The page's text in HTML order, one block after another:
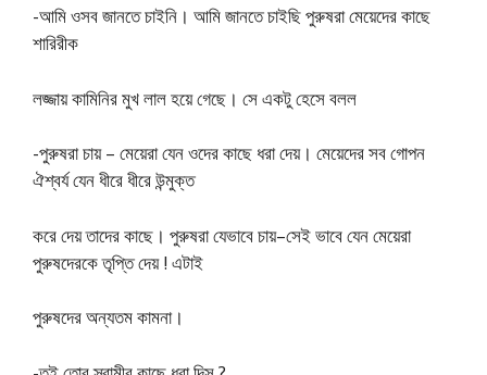
-আমি ওসব জানতে চাইনি। আমি জানতে চাইছি পুরুষরা মেয়েদের কাছে
শারিরীক
লজ্জায় কামিনির মুখ লাল হয়ে গেছে। সে একটু হেসে বলল
-পুরুষরা চায় – মেয়েরা যেন ওদের কাছে ধরা দেয়। মেয়েদের সব গােপন
ঐশ্বর্য যেন ধীরে ধীরে উন্মুক্ত
করে দেয় তাদের কাছে। পুরুষরা যেভাবে চায়–সেই ভাবে যেন মেয়েরা
পুরুষদেরকে তৃপ্তি দেয় ! এটাই
পুরুষদের অন্যতম কামনা।